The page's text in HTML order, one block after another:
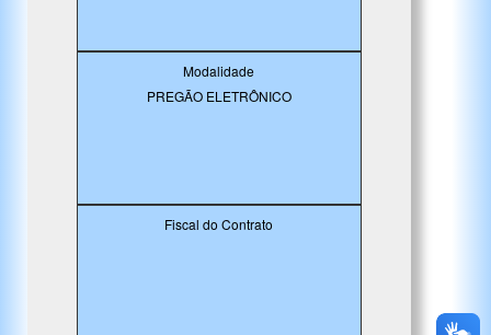
Modalidade
PREGÃO ELETRÔNICO
Fiscal do Contrato